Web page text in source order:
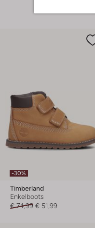
-30%
Timberland
Enkelboots
€ 74,99 € 51,99